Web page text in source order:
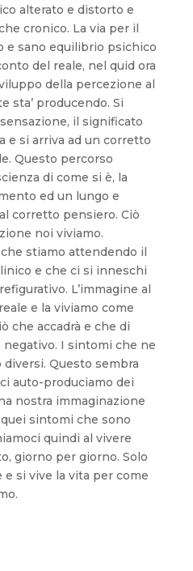
alterato e distorto e
cronico. La via per il
e sano equilibrio psichico
del reale, nel quid ora
della percezione al
sta’ producendo. Si
il significato
e si arriva ad un corretto
Questo percorso
di come si è, la
ed un lungo e
corretto pensiero. Ciò
noi viviamo.
stiamo attendendo il
e che ci si inneschi
L’immagine al
e la viviamo come
che accadrà e che di
I sintomi che ne
Questo sembra
auto-produciamo dei
nostra immaginazione
sintomi che sono
quindi al vivere
giorno per giorno. Solo
si vive la vita per come